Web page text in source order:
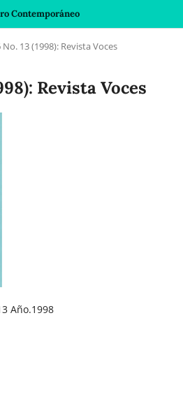
Contemporáneo
No. 13 (1998): Revista Voces
Revista Voces
Año.1998